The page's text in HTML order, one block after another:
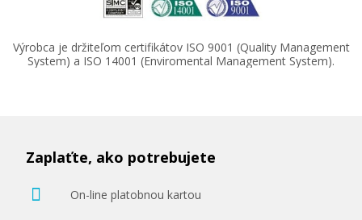
Výrobca je držiteľom certifikátov ISO 9001 (Quality Management
System) a ISO 14001 (Enviromental Management System).
Zaplaťte, ako potrebujete
On-line platobnou kartou